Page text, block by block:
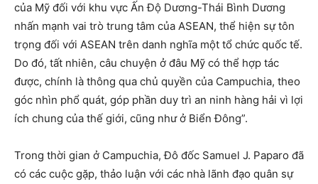
của Mỹ đối với khu vực Ấn Độ Dương-Thái Bình Dương
nhấn mạnh vai trò trung tâm của ASEAN, thể hiện sự tôn
trọng đối với ASEAN trên danh nghĩa một tổ chức quốc tế.
Do đó, tất nhiên, câu chuyện ở đâu Mỹ có thể hợp tác
được, chính là thông qua chủ quyền của Campuchia, theo
góc nhìn phổ quát, góp phần duy trì an ninh hàng hải vì lợi
ích chung của thế giới, cũng như ở Biển Đông”.
Trong thời gian ở Campuchia, Đô đốc Samuel J. Paparo đã
có các cuộc gặp, thảo luận với các nhà lãnh đạo quân sự